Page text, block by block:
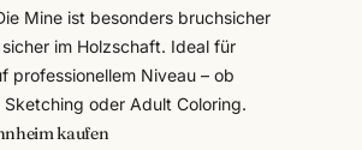
Mine ist besonders bruchsicher
im Holzschaft. Ideal für
professionellem Niveau – ob
oder Adult Coloring.
kaufen